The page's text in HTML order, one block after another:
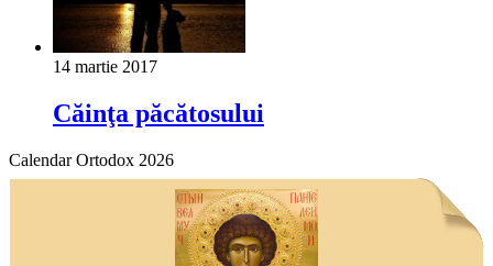
14 martie 2017
Căinţa păcătosului
Calendar Ortodox 2026